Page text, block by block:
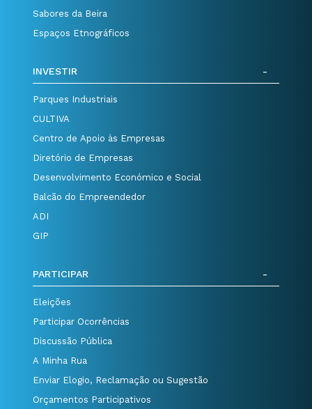
Sabores da Beira
Espaços Etnográficos
INVESTIR
Parques Industriais
CULTIVA
Centro de Apoio às Empresas
Diretório de Empresas
Desenvolvimento Económico e Social
Balcão do Empreendedor
ADI
GIP
PARTICIPAR
Eleições
Participar Ocorrências
Discussão Pública
A Minha Rua
Enviar Elogio, Reclamação ou Sugestão
Orçamentos Participativos